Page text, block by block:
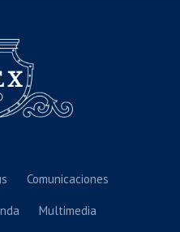
Comunicaciones
Multimedia